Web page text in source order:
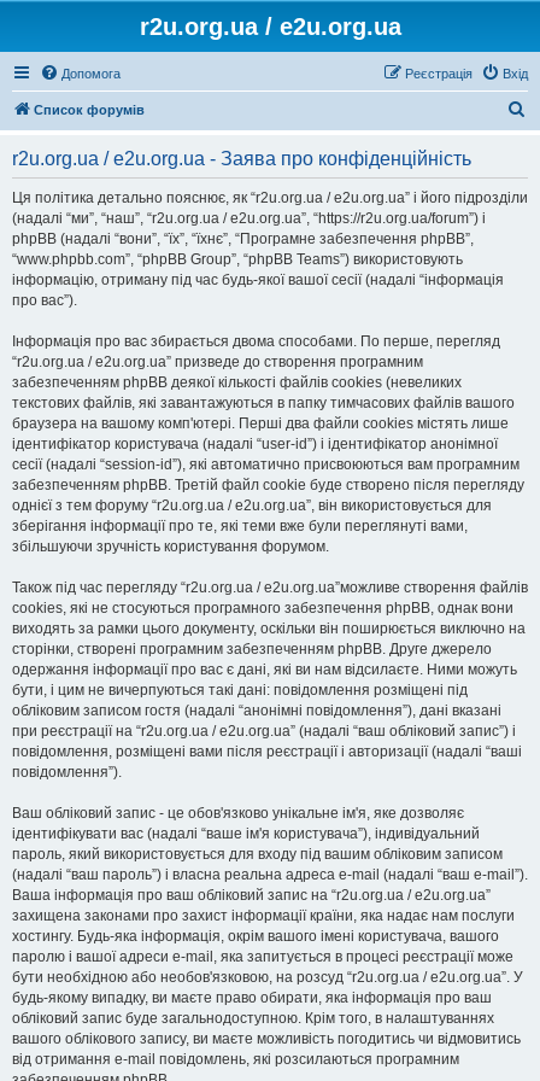
r2u.org.ua / e2u.org.ua
Допомога Вхід
Реєстрація
Список форумів
r2u.org.ua / e2u.org.ua - Заява про конфіденційність
Ця політика детально пояснює, як “r2u.org.ua / e2u.org.ua” і його підрозділи
(надалі “ми”, “наш”, “r2u.org.ua / e2u.org.ua”, “https://r2u.org.ua/forum”) і
phpBB (надалі “вони”, “їх”, “їхнє”, “Програмне забезпечення phpBB”,
“www.phpbb.com”, “phpBB Group”, “phpBB Teams”) використовують
інформацію, отриману під час будь-якої вашої сесії (надалі “інформація
про вас”).
Інформація про вас збирається двома способами. По перше, перегляд
“r2u.org.ua / e2u.org.ua” призведе до створення програмним
забезпеченням phpBB деякої кількості файлів cookies (невеликих
текстових файлів, які завантажуються в папку тимчасових файлів вашого
браузера на вашому комп'ютері. Перші два файли cookies містять лише
ідентифікатор користувача (надалі “user-id”) і ідентифікатор анонімної
сесії (надалі “session-id”), які автоматично присвоюються вам програмним
забезпеченням phpBB. Третій файл cookie буде створено після перегляду
однієї з тем форуму “r2u.org.ua / e2u.org.ua”, він використовується для
зберігання інформації про те, які теми вже були переглянуті вами,
збільшуючи зручність користування форумом.
Також під час перегляду “r2u.org.ua / e2u.org.ua”можливе створення файлів
cookies, які не стосуються програмного забезпечення phpBB, однак вони
виходять за рамки цього документу, оскільки він поширюється виключно на
сторінки, створені програмним забезпеченням phpBB. Друге джерело
одержання інформації про вас є дані, які ви нам відсилаєте. Ними можуть
бути, і цим не вичерпуються такі дані: повідомлення розміщені під
обліковим записом гостя (надалі “анонімні повідомлення”), дані вказані
при реєстрації на “r2u.org.ua / e2u.org.ua” (надалі “ваш обліковий запис”) і
повідомлення, розміщені вами після реєстрації і авторизації (надалі “ваші
повідомлення”).
Ваш обліковий запис - це обов'язково унікальне ім'я, яке дозволяє
ідентифікувати вас (надалі “ваше ім'я користувача”), індивідуальний
пароль, який використовується для входу під вашим обліковим записом
(надалі “ваш пароль”) і власна реальна адреса e-mail (надалі “ваш e-mail”).
Ваша інформація про ваш обліковий запис на “r2u.org.ua / e2u.org.ua”
захищена законами про захист інформації країни, яка надає нам послуги
хостингу. Будь-яка інформація, окрім вашого імені користувача, вашого
паролю і вашої адреси e-mail, яка запитується в процесі реєстрації може
бути необхідною або необов'язковою, на розсуд “r2u.org.ua / e2u.org.ua”. У
будь-якому випадку, ви маєте право обирати, яка інформація про ваш
обліковий запис буде загальнодоступною. Крім того, в налаштуваннях
вашого облікового запису, ви маєте можливість погодитись чи відмовитись
від отримання e-mail повідомлень, які розсилаються програмним